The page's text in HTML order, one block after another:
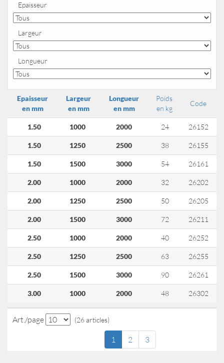
Epaisseur
Largeur
Longueur
Epaisseur
en mm
Largeur
en mm
Longueur
en mm
Poids
en kg
Code
1.50 1000 2000 24 26152
1.50 1250 2500 38 26155
1.50 1500 3000 54 26161
2.00 1000 2000 32 26202
2.00 1250 2500 50 26205
2.00 1500 3000 72 26211
2.50 1000 2000 40 26252
2.50 1250 2500 63 26255
2.50 1500 3000 90 26261
3.00 1000 2000 48 26302
Art./page (26 articles)
1 2 3